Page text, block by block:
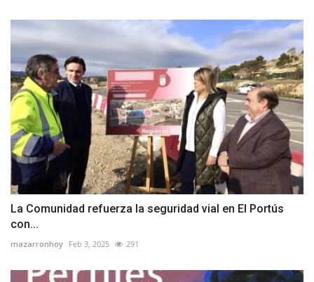
La Comunidad refuerza la seguridad vial en El Portús
con...
mazarronhoy Feb 3, 2025 291